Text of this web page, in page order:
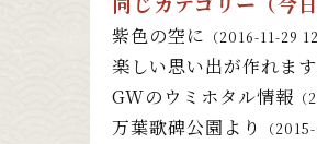
紫色の空に （2016-11-29
楽しい思い出が作れま
GWのウミホタル情報
万葉歌碑公園より （